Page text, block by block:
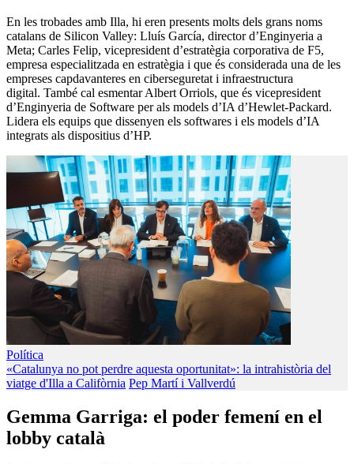
En les trobades amb Illa, hi eren presents molts dels grans noms
catalans de Silicon Valley: Lluís García, director d’Enginyeria a
Meta; Carles Felip, vicepresident d’estratègia corporativa de F5,
empresa especialitzada en estratègia i que és considerada una de les
empreses capdavanteres en ciberseguretat i infraestructura
digital. També cal esmentar Albert Orriols, que és vicepresident
d’Enginyeria de Software per als models d’IA d’Hewlet-Packard.
Lidera els equips que dissenyen els softwares i els models d’IA
integrats als dispositius d’HP.
Política
«Catalunya no pot perdre aquesta oportunitat»: la intrahistòria del
viatge d'Illa a Califòrnia Pep Martí i Vallverdú
Gemma Garriga: el poder femení en el
lobby català